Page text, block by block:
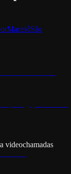
MaceióSão
videochamadas